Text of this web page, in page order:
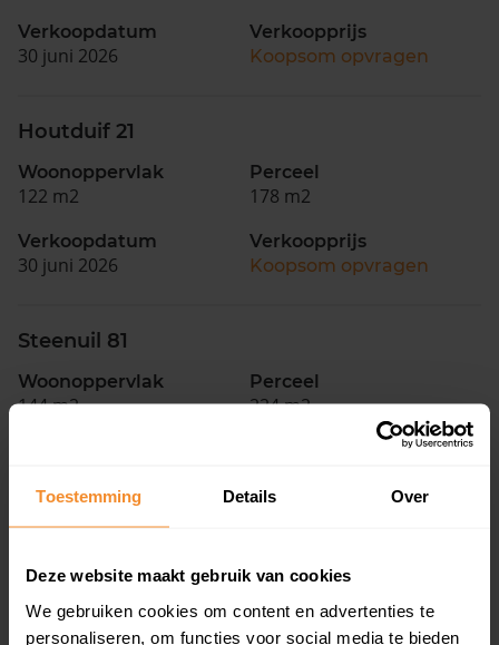
Toestemming Details Over
Deze website maakt gebruik van cookies
We gebruiken cookies om content en advertenties te
personaliseren, om functies voor social media te bieden
Verkoopdatum
30 juni 2026
Verkoopprijs
Koopsom opvragen
Houtduif 21
Woonoppervlak
122 m2
Perceel
178 m2
Verkoopdatum
30 juni 2026
Verkoopprijs
Koopsom opvragen
Steenuil 81
Woonoppervlak
144 m2
Perceel
224 m2
88 m2 211 m2